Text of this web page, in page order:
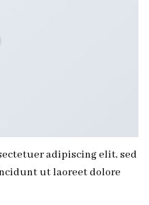
adipiscing elit, sed
ut laoreet dolore